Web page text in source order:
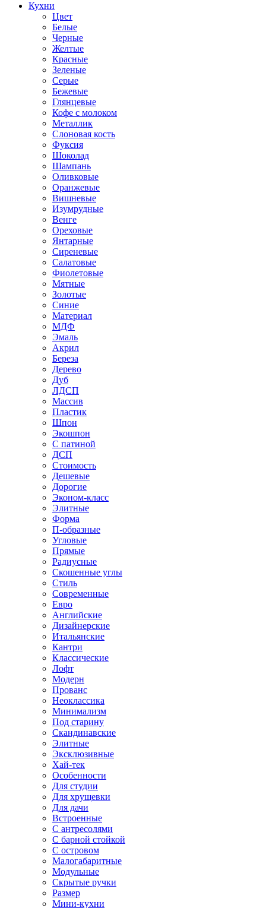
Кухни
Цвет
Белые
Черные
Желтые
Красные
Зеленые
Серые
Бежевые
Глянцевые
Кофе с молоком
Металлик
Слоновая кость
Фуксия
Шоколад
Шампань
Оливковые
Оранжевые
Вишневые
Изумрудные
Венге
Ореховые
Янтарные
Сиреневые
Салатовые
Фиолетовые
Мятные
Золотые
Синие
Материал
МДФ
Эмаль
Акрил
Береза
Дерево
Дуб
ЛДСП
Массив
Пластик
Шпон
Экошпон
С патиной
ДСП
Стоимость
Дешевые
Дорогие
Эконом-класс
Элитные
Форма
П-образные
Угловые
Прямые
Радиусные
Скошенные углы
Стиль
Современные
Евро
Английские
Дизайнерские
Итальянские
Кантри
Классические
Лофт
Модерн
Прованс
Неоклассика
Минимализм
Под старину
Скандинавские
Элитные
Эксклюзивные
Хай-тек
Особенности
Для студии
Для хрущевки
Для дачи
Встроенные
С антресолями
С барной стойкой
С островом
Малогабаритные
Модульные
Скрытые ручки
Размер
Мини-кухни